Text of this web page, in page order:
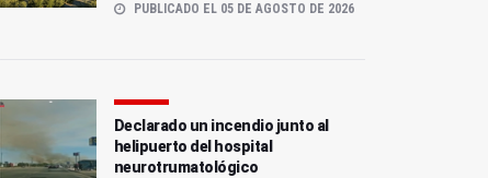
PUBLICADO EL 05 DE AGOSTO DE 2026
Declarado un incendio junto al
helipuerto del hospital
neurotrumatológico